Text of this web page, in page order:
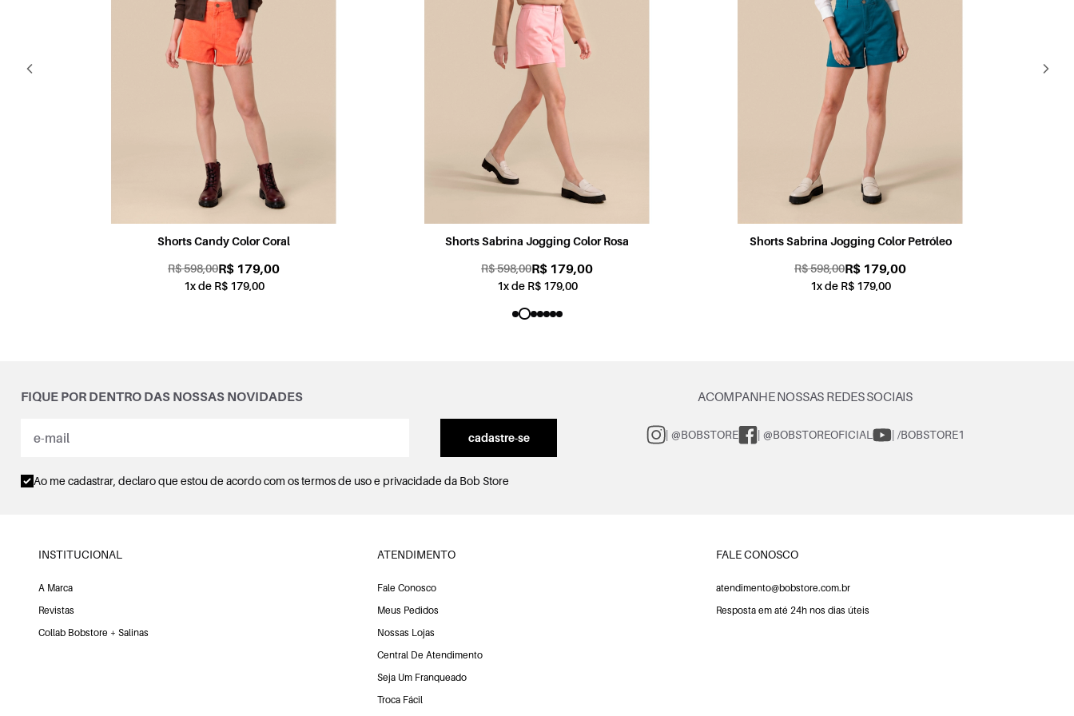
Shorts Candy Color Coral
R$ 598,00R$ 179,00
1x de R$ 179,00
Shorts Sabrina Jogging Color Rosa
R$ 598,00R$ 179,00
1x de R$ 179,00
Shorts Sabrina Jogging Color Petróleo
R$ 598,00R$ 179,00
1x de R$ 179,00
FIQUE POR DENTRO DAS NOSSAS NOVIDADES
cadastre-se
Ao me cadastrar, declaro que estou de acordo com ostermos de uso e privacidadeda Bob Store
ACOMPANHE NOSSAS REDES SOCIAIS
| @BOBSTORE | @BOBSTOREOFICIAL | /BOBSTORE1
INSTITUCIONAL
A Marca
Revistas
Collab Bobstore + Salinas
ATENDIMENTO
Fale Conosco
Meus Pedidos
Nossas Lojas
Central De Atendimento
Seja Um Franqueado
Troca Fácil
FALE CONOSCO
atendimento@bobstore.com.br
Resposta em até 24h nos dias úteis